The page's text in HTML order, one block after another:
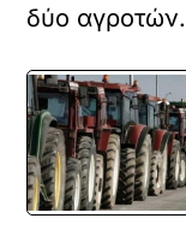
δύο αγροτών.